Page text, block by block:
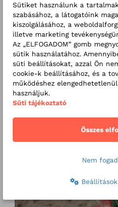
Ha kérdésünk van,
érdemes a
RMC-ben
tapasztalattal
diétás
urológiával
együttműködve
Kapcsolódó
Sütiket használunk a
szabásához, a látogatóink
kiszolgálásához, a
illetve marketing
Az „ELFOGADOM” gomb
sütik használatához.
süti beállításokat, azzal Ön
cookie-k beállításához, és a
működéshez
használjuk.
Süti tájékoztató
Összes
Nem